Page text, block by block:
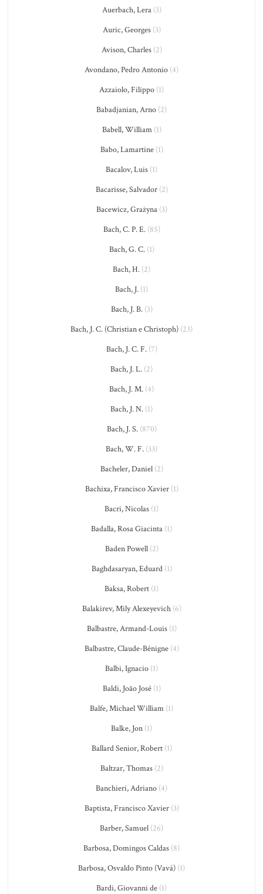
Auerbach, Lera(3)
Auric, Georges(3)
Avison, Charles(2)
Avondano, Pedro Antonio (4)
Azzaiolo, Filippo (1)
Babadjanian, Arno (2)
Babell, William(1)
Babo, Lamartine(1)
Bacalov, Luis (1)
Bacarisse, Salvador(2)
Bacewicz, Grażyna(3)
Bach, C. P. E.(85)
Bach, G. C.(1)
Bach, H. (2)
Bach, J. (1)
Bach, J. B.(3)
Bach, J. C. (Christian e Christoph) (23)
Bach, J. C. F.(7)
Bach, J. L. (2)
Bach, J. M. (4)
Bach, J. N. (1)
Bach, J. S.(870)
Bach, W. F. (33)
Bacheler, Daniel(2)
Bachixa, Francisco Xavier(1)
Bacri, Nicolas (1)
Badalla, Rosa Giacinta (1)
Baden Powell(2)
Baghdasaryan, Eduard(1)
Baksa, Robert (1)
Balakirev, Mily Alexeyevich(6)
Balbastre, Armand-Louis(1)
Balbastre, Claude-Bénigne(4)
Balbi, Ignacio (1)
Baldi, João José(1)
Balfe, Michael William (1)
Balke, Jon (1)
Ballard Senior, Robert(1)
Baltzar, Thomas(2)
Banchieri, Adriano (4)
Baptista, Francisco Xavier(3)
Barber, Samuel (26)
Barbosa, Domingos Caldas (8)
Barbosa, Osvaldo Pinto (Vavá) (1)
Bardi, Giovanni de (1)